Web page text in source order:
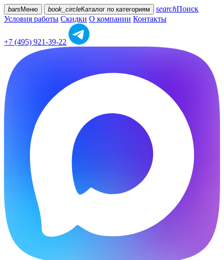
bars Меню book_circleКаталог по категориям searchПоиск
Условия работы Скидки О компании Контакты
+7 (495) 921-39-22